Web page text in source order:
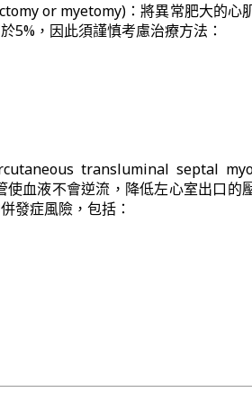
or myetomy)：將異常肥大的心
5%，因此須謹慎考慮治療方法：
transluminal septal
血液不會逆流，降低左心室出口的
發症風險，包括：